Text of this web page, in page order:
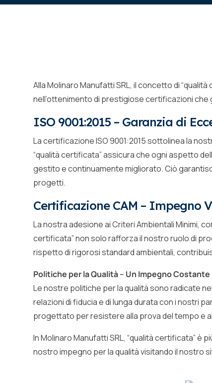
Alla Molinaro Manufatti SRL, il concetto di
nell’ottenimento di prestigiose certificazioni
ISO 9001:2015 – Garanzia di
La certificazione ISO 9001:2015 sottolinea la
“qualità certificata” assicura che ogni aspetto
gestito e continuamente migliorato. Ciò
progetti.
Certificazione CAM – Impegno
La nostra adesione ai Criteri Ambientali Minimi,
certificata” non solo rafforza il nostro ruolo di
rispetto di rigorosi standard ambientali,
Politiche per la Qualità – Un Impegno Costante
Le nostre politiche per la qualità sono radicate
relazioni di fiducia e di lunga durata con i nostri
progettato per resistere alla prova del tempo e
In Molinaro Manufatti SRL, “qualità certificata” è
nostro impegno per la qualità visitando il nostro